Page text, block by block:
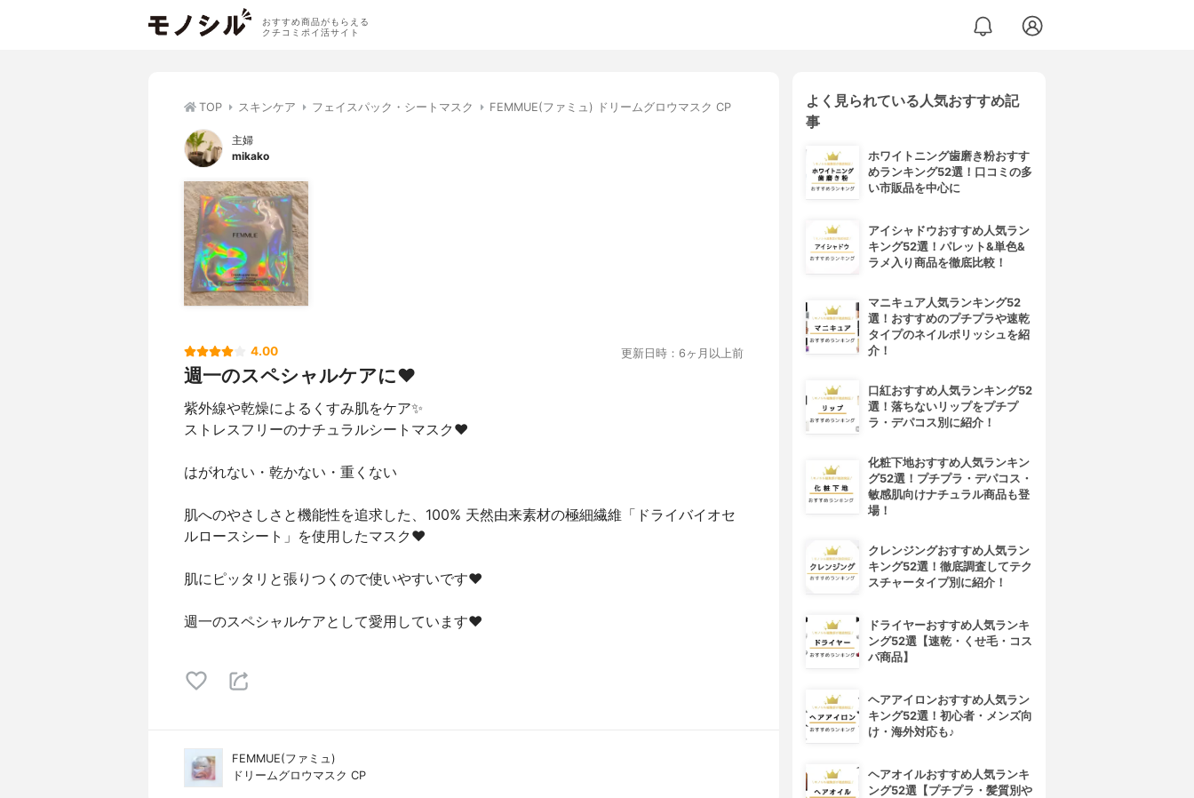
おすすめ商品がもらえる
クチコミポイ活サイト
TOP スキンケア フェイスパック・シートマスク FEMMUE(ファミュ) ドリームグロウマスク CP
主婦
mikako
4.00 更新日時：6ヶ月以上前
週一のスペシャルケアに❤️
紫外線や乾燥によるくすみ肌をケア✨
ストレスフリーのナチュラルシートマスク❤️
はがれない・乾かない・重くない
肌へのやさしさと機能性を追求した、100% 天然由来素材の極細繊維「ドライバイオセ
ルロースシート」を使用したマスク❤️
肌にピッタリと張りつくので使いやすいです❤️
週一のスペシャルケアとして愛用しています❤️
FEMMUE(ファミュ)
ドリームグロウマスク CP
よく見られている人気おすすめ記
事
ホワイトニング歯磨き粉おすす
めランキング52選！口コミの多
い市販品を中心に
アイシャドウおすすめ人気ラン
キング52選！パレット&単色&
ラメ入り商品を徹底比較！
マニキュア人気ランキング52
選！おすすめのプチプラや速乾
タイプのネイルポリッシュを紹
介！
口紅おすすめ人気ランキング52
選！落ちないリップをプチプ
ラ・デパコス別に紹介！
化粧下地おすすめ人気ランキン
グ52選！プチプラ・デパコス・
敏感肌向けナチュラル商品も登
場！
クレンジングおすすめ人気ラン
キング52選！徹底調査してテク
スチャータイプ別に紹介！
ドライヤーおすすめ人気ランキ
ング52選【速乾・くせ毛・コス
パ商品】
ヘアアイロンおすすめ人気ラン
キング52選！初心者・メンズ向
け・海外対応も♪
ヘアオイルおすすめ人気ランキ
ング52選【プチプラ・髪質別や